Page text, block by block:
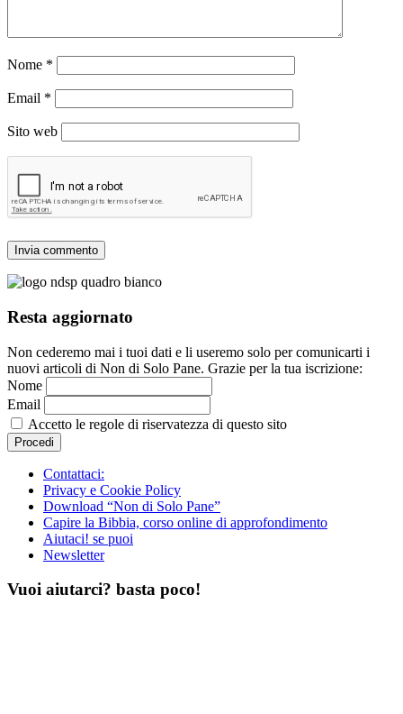
Nome *
Email *
Sito web
Resta aggiornato
Non cederemo mai i tuoi dati e li useremo solo per comunicarti i
nuovi articoli di Non di Solo Pane. Grazie per la tua iscrizione:
Nome
Email
Accetto le regole di riservatezza di questo sito
Contattaci:
Privacy e Cookie Policy
Download “Non di Solo Pane”
Capire la Bibbia, corso online di approfondimento
Aiutaci! se puoi
Newsletter
Vuoi aiutarci? basta poco!